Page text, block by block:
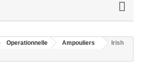
Operationnelle Ampouliers
Irish